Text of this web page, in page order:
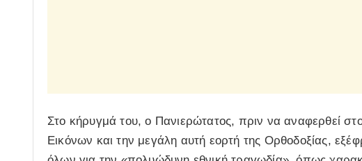
Στο κήρυγμά του, ο Πανιερώτατος, πριν να αναφερθεί
Εικόνων και την μεγάλη αυτή εορτή της Ορθοδοξίας,